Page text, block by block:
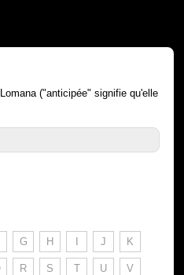
("anticipée" signifie qu'elle
G H I J K
R S T U V